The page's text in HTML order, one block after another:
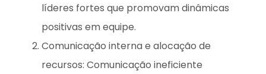
líderes fortes que promovam dinâmicas
positivas em equipe.
Comunicação interna e alocação de
recursos: Comunicação ineficiente